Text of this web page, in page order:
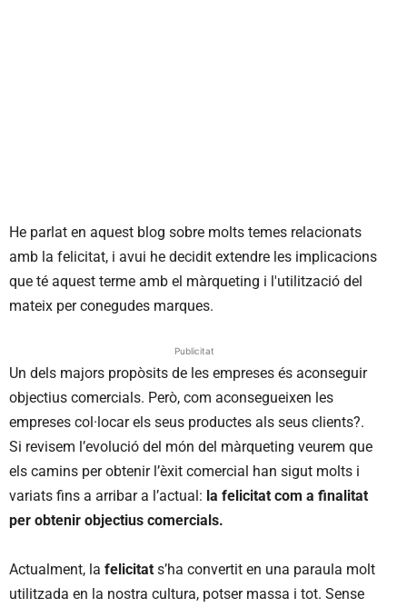
He parlat en aquest blog sobre molts temes relacionats
amb la felicitat, i avui he decidit extendre les implicacions
que té aquest terme amb el màrqueting i l'utilització del
mateix per conegudes marques.
Publicitat
Un dels majors propòsits de les empreses és aconseguir
objectius comercials. Però, com aconsegueixen les
empreses col·locar els seus productes als seus clients?.
Si revisem l’evolució del món del màrqueting veurem que
els camins per obtenir l’èxit comercial han sigut molts i
variats fins a arribar a l’actual: la felicitat com a finalitat
per obtenir objectius comercials.
Actualment, la felicitat s’ha convertit en una paraula molt
utilitzada en la nostra cultura, potser massa i tot. Sense